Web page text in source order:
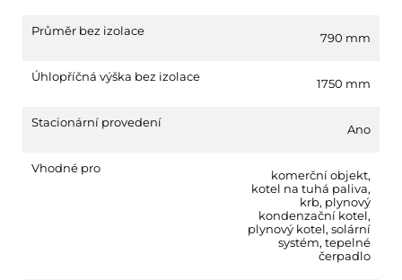
Průměr bez izolace 790 mm
Úhlopříčná výška bez izolace 1750 mm
Stacionární provedení Ano
Vhodné pro komerční objekt,
kotel na tuhá paliva,
krb, plynový
kondenzační kotel,
plynový kotel, solární
systém, tepelné
čerpadlo